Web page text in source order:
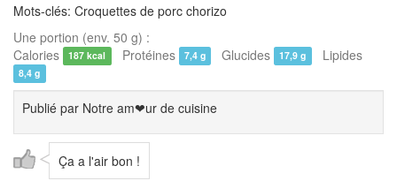
Mots-clés: Croquettes de porc chorizo
Une portion (env. 50 g) :
Calories
187 kcal Protéines 7,4 g Glucides 17,9 g Lipides
8,4 g
Publié par Notre am❤ur de cuisine
Ça a l'air bon !